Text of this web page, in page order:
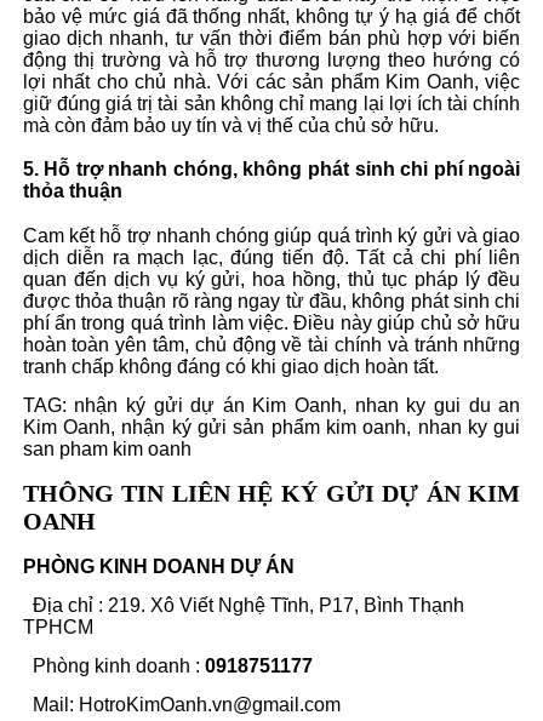
bảo vệ mức giá đã thống nhất, không tự ý hạ giá để chốt
giao dịch nhanh, tư vấn thời điểm bán phù hợp với biến
động thị trường và hỗ trợ thương lượng theo hướng có
lợi nhất cho chủ nhà. Với các sản phẩm Kim Oanh, việc
giữ đúng giá trị tài sản không chỉ mang lại lợi ích tài chính
mà còn đảm bảo uy tín và vị thế của chủ sở hữu.
5. Hỗ trợ nhanh chóng, không phát sinh chi phí ngoài
thỏa thuận
Cam kết hỗ trợ nhanh chóng giúp quá trình ký gửi và giao
dịch diễn ra mạch lạc, đúng tiến độ. Tất cả chi phí liên
quan đến dịch vụ ký gửi, hoa hồng, thủ tục pháp lý đều
được thỏa thuận rõ ràng ngay từ đầu, không phát sinh chi
phí ẩn trong quá trình làm việc. Điều này giúp chủ sở hữu
hoàn toàn yên tâm, chủ động về tài chính và tránh những
tranh chấp không đáng có khi giao dịch hoàn tất.
TAG: nhận ký gửi dự án Kim Oanh, nhan ky gui du an
Kim Oanh, nhận ký gửi sản phẩm kim oanh, nhan ky gui
san pham kim oanh
THÔNG TIN LIÊN HỆ KÝ GỬI DỰ ÁN KIM
OANH
PHÒNG KINH DOANH DỰ ÁN
Địa chỉ : 219. Xô Viết Nghệ Tĩnh, P17, Bình Thạnh
TPHCM
Phòng kinh doanh : 0918751177
Mail: HotroKimOanh.vn@gmail.com